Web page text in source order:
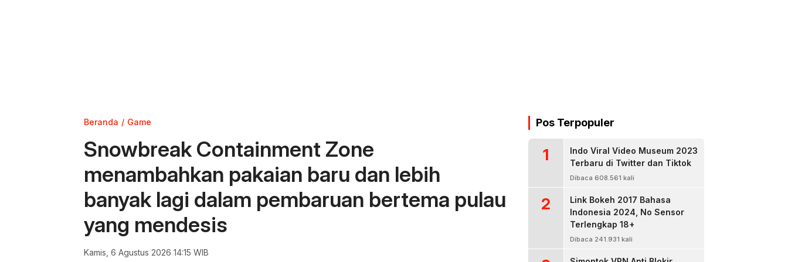
Beranda Game
Snowbreak Containment Zone
menambahkan pakaian baru dan lebih
banyak lagi dalam pembaruan bertema pulau
yang mendesis
Kamis, 6 Agustus 2026 14:15 WIB
Pos Terpopuler
1
Indo Viral Video Museum 2023
Terbaru di Twitter dan Tiktok
Dibaca 608.561 kali
2
Link Bokeh 2017 Bahasa
Indonesia 2024, No Sensor
Terlengkap 18+
Dibaca 241.931 kali